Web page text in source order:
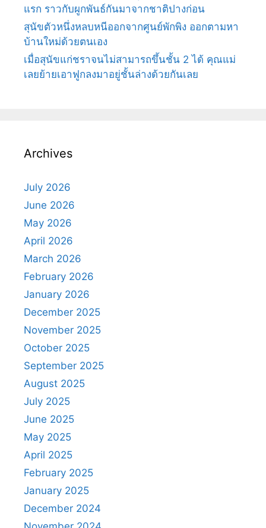
แรก ราวกับผูกพันธ์กันมาจากชาติปางก่อน
สุนัขตัวหนึ่งหลบหนีออกจากศูนย์พักพิง ออกตามหา
บ้านใหม่ด้วยตนเอง
เมื่อสุนัขแก่ชราจนไม่สามารถขึ้นชั้น 2 ได้ คุณแม่
เลยย้ายเอาฟูกลงมาอยู่ชั้นล่างด้วยกันเลย
Archives
July 2026
June 2026
May 2026
April 2026
March 2026
February 2026
January 2026
December 2025
November 2025
October 2025
September 2025
August 2025
July 2025
June 2025
May 2025
April 2025
February 2025
January 2025
December 2024